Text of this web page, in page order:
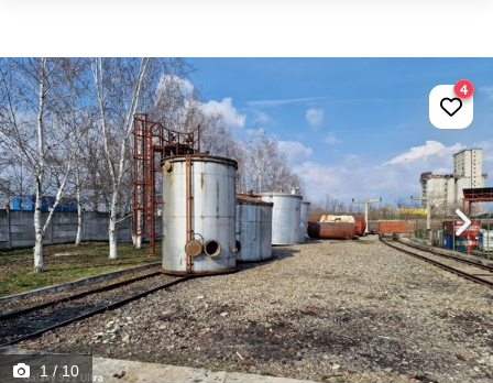
1/ 10
4